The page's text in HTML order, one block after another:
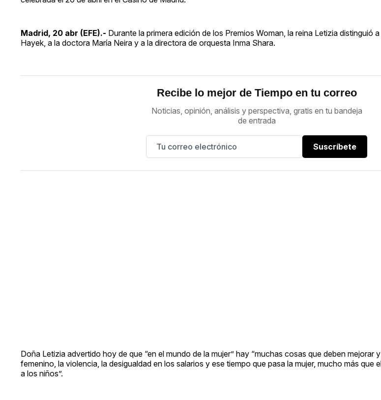
Madrid, 20 abr (EFE).- Durante la primera edición de los Premios Woman, la reina Letizia distinguió
Hayek, a la doctora María Neira y a la directora de orquesta Inma Shara.
Recibe lo mejor de Tiempo en tu correo
Noticias, opinión, análisis y perspectiva, gratis en tu bandeja
de entrada
Suscríbete
Doña Letizia advertido hoy de que “en el mundo de la mujer” hay “muchas cosas que deben mejorar
femenino, la violencia, la desigualdad en los salarios y ese tiempo que pasa la mujer, mucho más que
a los niños”.